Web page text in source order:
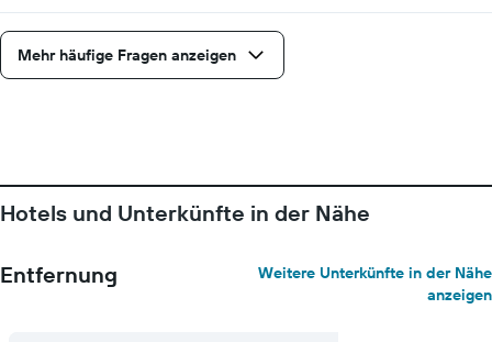
Mehr häufige Fragen anzeigen
Hotels und Unterkünfte in der Nähe
Entfernung
Weitere Unterkünfte in der Nähe
anzeigen